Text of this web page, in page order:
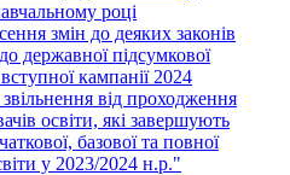
році
змін до деяких законів
державної підсумкової
вступної кампанії 2024
від проходження
освіти, які завершують
базової та повної
у 2023/2024 н.р."